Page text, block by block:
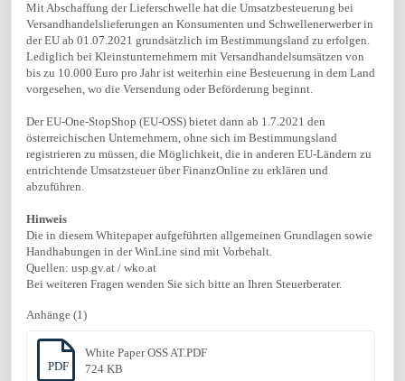
Mit Abschaffung der Lieferschwelle hat die Umsatzbesteuerung bei
Versandhandelslieferungen an Konsumenten und Schwellenerwerber in
der EU ab 01.07.2021 grundsätzlich im Bestimmungsland zu erfolgen.
Lediglich bei Kleinstunternehmern mit Versandhandelsumsätzen von
bis zu 10.000 Euro pro Jahr ist weiterhin eine Besteuerung in dem Land
vorgesehen, wo die Versendung oder Beförderung beginnt.
Der EU-One-StopShop (EU-OSS) bietet dann ab 1.7.2021 den
österreichischen Unternehmern, ohne sich im Bestimmungsland
registrieren zu müssen, die Möglichkeit, die in anderen EU-Ländern zu
entrichtende Umsatzsteuer über FinanzOnline zu erklären und
abzuführen.
Hinweis
Die in diesem Whitepaper aufgeführten allgemeinen Grundlagen sowie
Handhabungen in der WinLine sind mit Vorbehalt.
Quellen: usp.gv.at / wko.at
Bei weiteren Fragen wenden Sie sich bitte an Ihren Steuerberater.
Anhänge (1)
PDF
White Paper OSS AT.PDF
724 KB